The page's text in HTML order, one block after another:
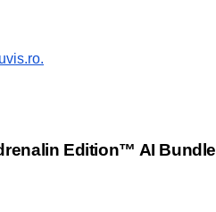
Edition™ AI Bundle